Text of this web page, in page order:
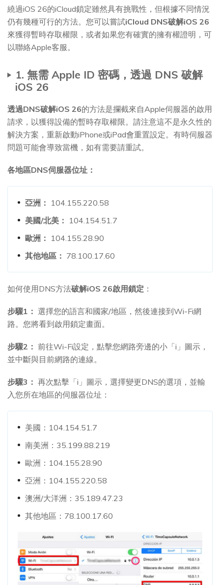
繞過iOS 26的iCloud鎖定雖然具有挑戰性，但根據不同情況
仍有幾種可行的方法。您可以嘗試iCloud DNS破解iOS 26
來獲得暫時存取權限，或者如果您有確實的擁有權證明，可
以聯絡Apple客服。
1. 無需 Apple ID 密碼，透過 DNS 破解
iOS 26
透過DNS破解iOS 26的方法是攔截來自Apple伺服器的啟用
請求，以獲得設備的暫時存取權限。請注意這不是永久性的
解決方案，重新啟動iPhone或iPad會重置設定。有時伺服器
問題可能會導致當機，如有需要請重試。
各地區DNS伺服器位址：
亞洲： 104.155.220.58
美國/北美： 104.154.51.7
歐洲： 104.155.28.90
其他地區： 78.100.17.60
如何使用DNS方法破解iOS 26啟用鎖定 ：
步驟1： 選擇您的語言和國家/地區，然後連接到Wi-Fi網
路。您將看到啟用鎖定畫面。
步驟2： 前往Wi-Fi設定，點擊您網路旁邊的小「i」圖示，
並中斷與目前網路的連線。
步驟3： 再次點擊「i」圖示，選擇變更DNS的選項，並輸
入您所在地區的伺服器位址：
美國：104.154.51.7
南美洲：35.199.88.219
歐洲：104.155.28.90
亞洲：104.155.220.58
澳洲/大洋洲：35.189.47.23
其他地區：78.100.17.60